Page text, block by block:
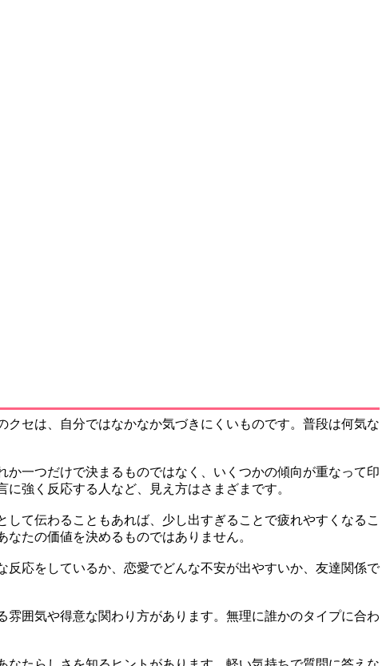
セは、自分ではなかなか気づきにくいものです。普段は何気な
一つだけで決まるものではなく、いくつかの傾向が重なって印
強く反応する人など、見え方はさまざまです。
て伝わることもあれば、少し出すぎることで疲れやすくなるこ
たの価値を決めるものではありません。
応をしているか、恋愛でどんな不安が出やすいか、友達関係で
囲気や得意な関わり方があります。無理に誰かのタイプに合わ